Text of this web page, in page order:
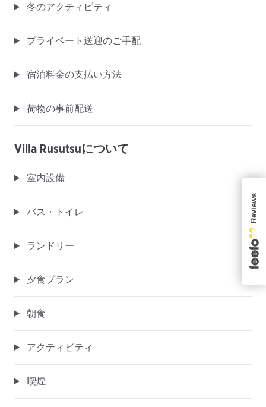
冬のアクティビティ
プライベート送迎のご手配
宿泊料金の支払い方法
荷物の事前配送
Villa Rusutsuについて
室内設備
バス・トイレ
ランドリー
夕食プラン
朝食
アクティビティ
喫煙